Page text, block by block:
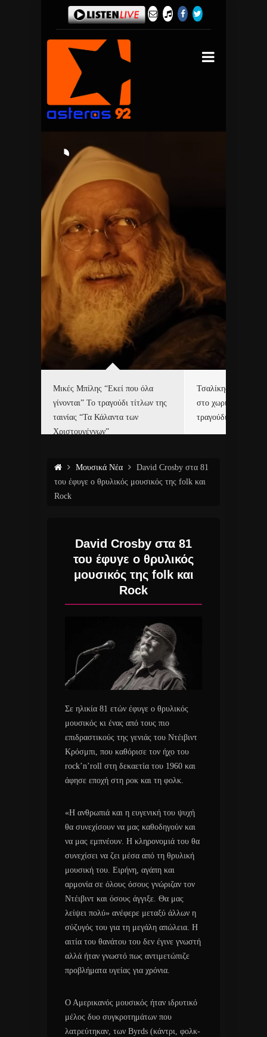
Μικές Μπίλης “Εκεί που όλα
γίνονται” Το τραγούδι τίτλων της
ταινίας “Τα Κάλαντα των
Χριστουγέννων”
Τσαλίκης,
στο χωριό του Άι
τραγούδι και video
Μουσικά Νέα
David Crosby στα 81
του έφυγε ο θρυλικός μουσικός της folk και
Rock
David Crosby στα 81
του έφυγε ο θρυλικός
μουσικός της folk και
Rock
Σε ηλικία 81 ετών έφυγε ο θρυλικός
μουσικός κι ένας από τους πιο
επιδραστικούς της γενιάς του Ντέιβιντ
Κρόσμπι, που καθόρισε τον ήχο του
rock’n’roll στη δεκαετία του 1960 και
άφησε εποχή στη ροκ και τη φολκ.
«Η ανθρωπιά και η ευγενική του ψυχή
θα συνεχίσουν να μας καθοδηγούν και
να μας εμπνέουν. Η κληρονομιά του θα
συνεχίσει να ζει μέσα από τη θρυλική
μουσική του. Ειρήνη, αγάπη και
αρμονία σε όλους όσους γνώριζαν τον
Ντέιβιντ και όσους άγγιξε. Θα μας
λείψει πολύ» ανέφερε μεταξύ άλλων η
σύζυγός του για τη μεγάλη απώλεια. Η
αιτία του θανάτου του δεν έγινε γνωστή
αλλά ήταν γνωστό πως αντιμετώπιζε
προβλήματα υγείας για χρόνια.
Ο Αμερικανός μουσικός ήταν ιδρυτικό
μέλος δυο συγκροτημάτων που
λατρεύτηκαν, των Byrds (κάντρι, φολκ-